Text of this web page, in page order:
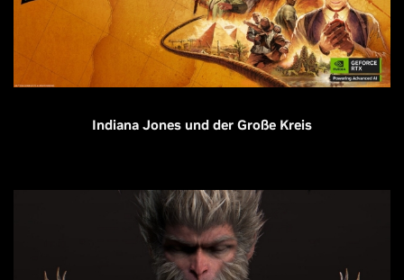
Indiana Jones und der Große Kreis